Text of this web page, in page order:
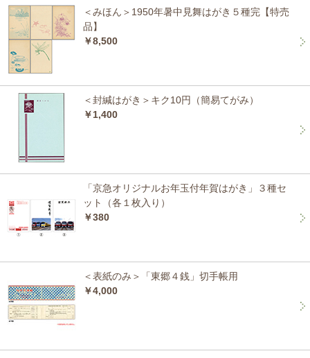
＜みほん＞1950年暑中見舞はがき５種完【特売
品】
￥8,500
＜封緘はがき＞キク10円（簡易てがみ）
￥1,400
「京急オリジナルお年玉付年賀はがき」３種セ
ット（各１枚入り）
￥380
＜表紙のみ＞「東郷４銭」切手帳用
￥4,000